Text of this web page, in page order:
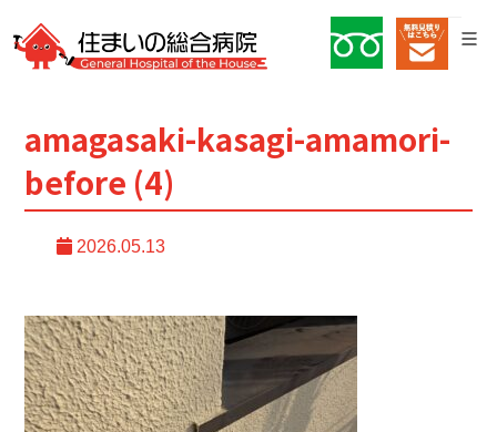
amagasaki-kasagi-amamori-
before (4)
2026.05.13